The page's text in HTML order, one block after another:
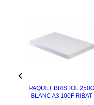
PAQUET BRISTOL 250G
BLANC A3 100F RIBAT
